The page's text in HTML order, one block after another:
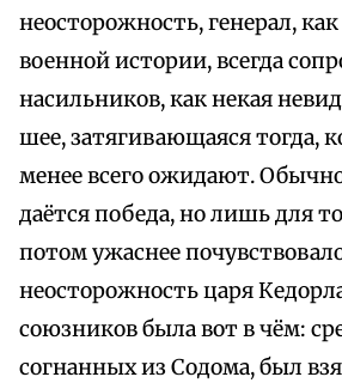
неосторожность, генерал,
военной истории, всегда
насильников, как некая
шее, затягивающаяся тогда,
менее всего ожидают.
даётся победа, но лишь для
потом ужаснее
неосторожность царя
союзников была вот в чём:
согнанных из Содома, был